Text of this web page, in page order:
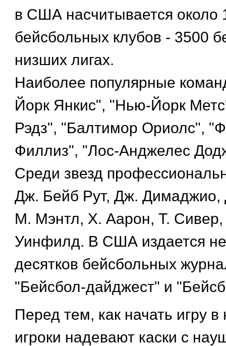
в США насчитывается около
бейсбольных клубов - 3500
низших лигах.
Наиболее популярные
Йорк Янкис", "Нью-Йорк
Рэдз", "Балтимор Ориолс",
Филлиз", "Лос-Анджелес
Среди звезд
Дж. Бейб Рут, Дж. Димаджио,
М. Мэнтл, Х. Аарон, Т. Сивер,
Уинфилд. В США издается
десятков бейсбольных
"Бейсбол-дайджест" и
Перед тем, как начать игру
игроки надевают каски с